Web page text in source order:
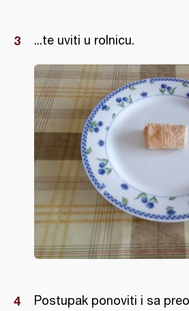
...te uviti u rolnicu.
Postupak ponoviti i sa